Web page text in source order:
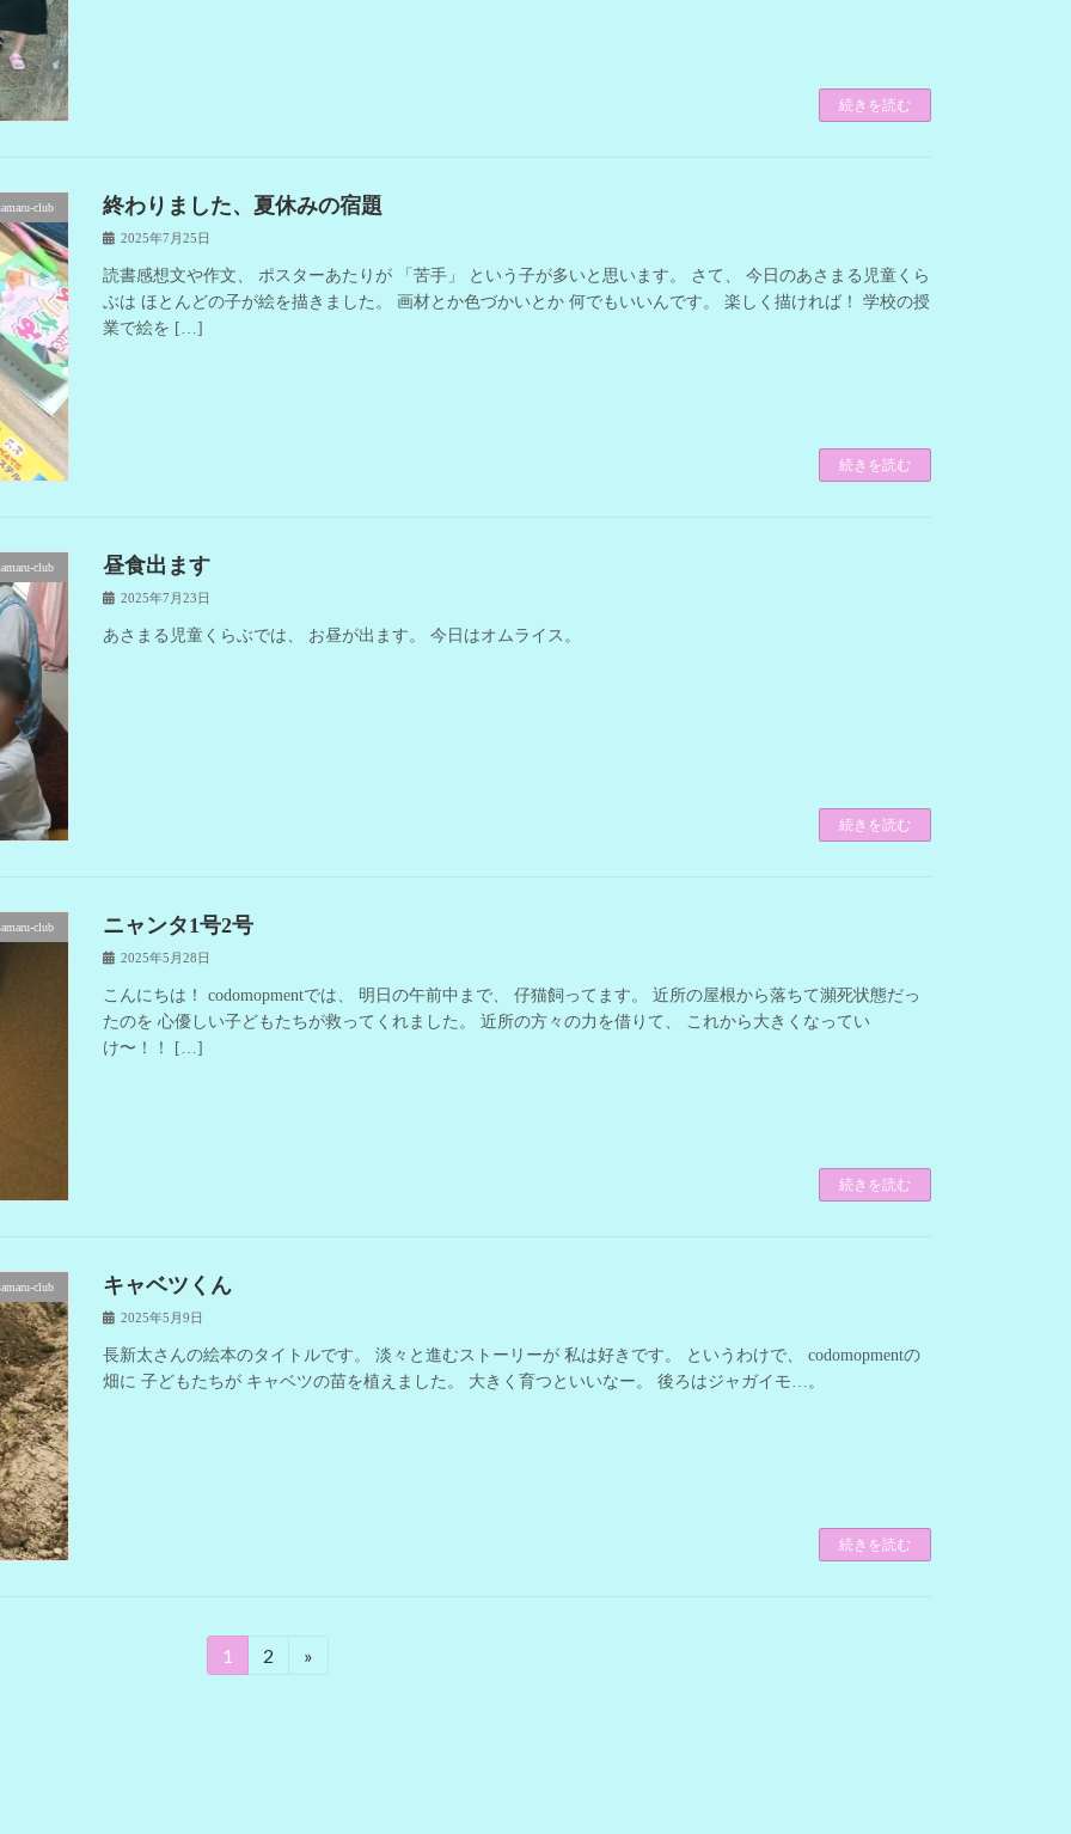
続きを読む
club 終わりました、夏休みの宿題
2025年7月25日
読書感想文や作文、 ポスターあたりが 「苦手」 という子が多いと思います。 さて、 今日のあさまる児童くら
ぶは ほとんどの子が絵を描きました。 画材とか色づかいとか 何でもいいんです。 楽しく描ければ！ 学校の授
業で絵を […]
続きを読む
club 昼食出ます
2025年7月23日
あさまる児童くらぶでは、 お昼が出ます。 今日はオムライス。
続きを読む
club ニャンタ1号2号
2025年5月28日
こんにちは！ codomopmentでは、 明日の午前中まで、 仔猫飼ってます。 近所の屋根から落ちて瀕死状態だっ
たのを 心優しい子どもたちが救ってくれました。 近所の方々の力を借りて、 これから大きくなってい
け〜！！ […]
続きを読む
club キャベツくん
2025年5月9日
長新太さんの絵本のタイトルです。 淡々と進むストーリーが 私は好きです。 というわけで、 codomopmentの
畑に 子どもたちが キャベツの苗を植えました。 大きく育つといいなー。 後ろはジャガイモ…。
続きを読む
固
1
固
2 »